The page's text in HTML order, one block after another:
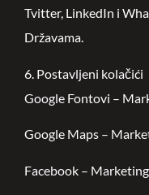
Tvitter, LinkedIn i
Državama.
6. Postavljeni kolačići
Google Fontovi –
Google Maps –
Facebook –